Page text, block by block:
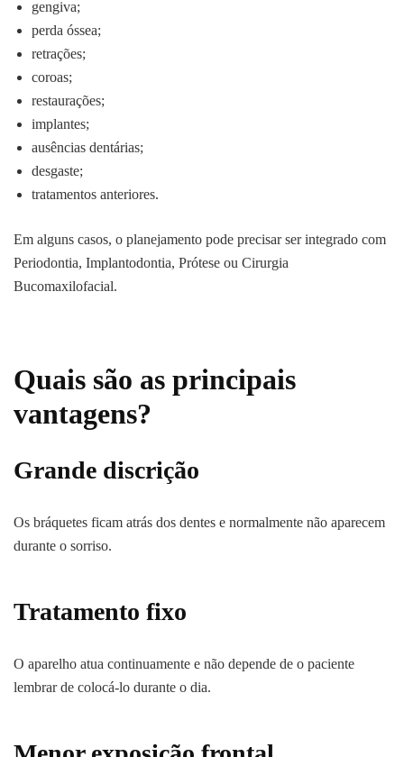
gengiva;
perda óssea;
retrações;
coroas;
restaurações;
implantes;
ausências dentárias;
desgaste;
tratamentos anteriores.
Em alguns casos, o planejamento pode precisar ser integrado com
Periodontia, Implantodontia, Prótese ou Cirurgia
Bucomaxilofacial.
Quais são as principais
vantagens?
Grande discrição
Os bráquetes ficam atrás dos dentes e normalmente não aparecem
durante o sorriso.
Tratamento fixo
O aparelho atua continuamente e não depende de o paciente
lembrar de colocá-lo durante o dia.